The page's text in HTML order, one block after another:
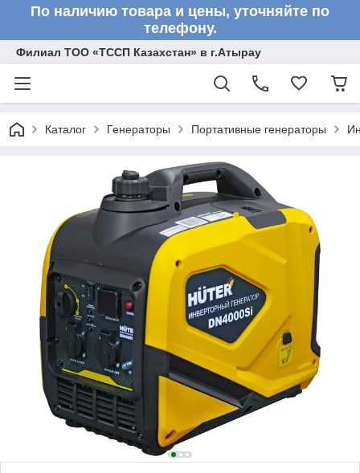
По наличию товара и цены, уточняйте по
телефону.
Филиал ТОО «ТССП Казахстан» в г.Атырау
Каталог Генераторы Портативные генераторы